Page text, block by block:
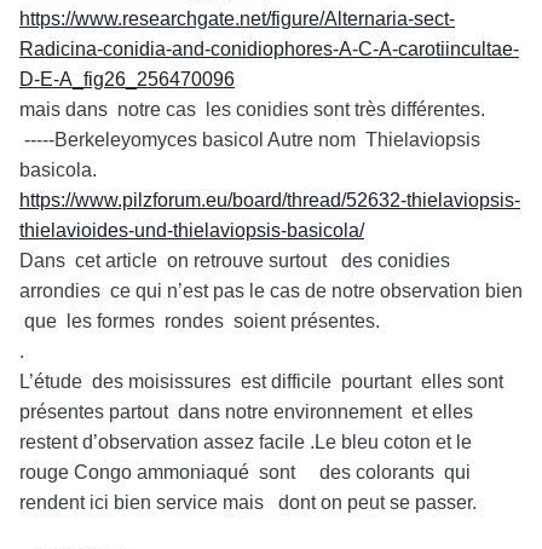
https://www.researchgate.net/figure/Alternaria-sect-
Radicina-conidia-and-conidiophores-A-C-A-carotiincultae-
D-E-A_fig26_256470096
mais dans notre cas les conidies sont très différentes.
-----Berkeleyomyces basicol Autre nom Thielaviopsis
basicola.
https://www.pilzforum.eu/board/thread/52632-thielaviopsis-
thielavioides-und-thielaviopsis-basicola/
Dans cet article on retrouve surtout des conidies
arrondies ce qui n’est pas le cas de notre observation bien
que les formes rondes soient présentes.
.
L’étude des moisissures est difficile pourtant elles sont
présentes partout dans notre environnement et elles
restent d’observation assez facile .Le bleu coton et le
rouge Congo ammoniaqué sont des colorants qui
rendent ici bien service mais dont on peut se passer.